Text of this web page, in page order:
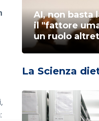
AI, non basta
il "fattore
un ruolo
La Scienza